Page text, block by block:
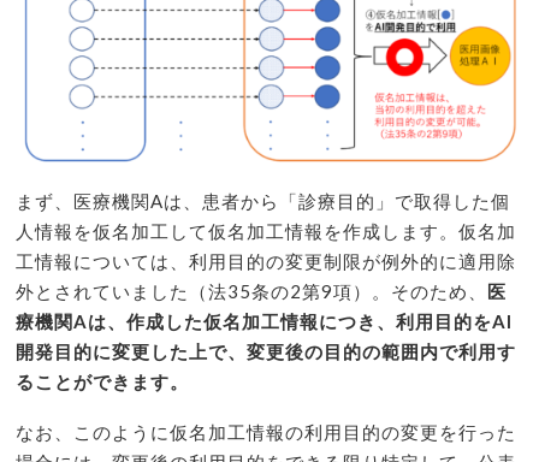
まず、医療機関Aは、患者から「診療目的」で取得した個
人情報を仮名加工して仮名加工情報を作成します。仮名加
工情報については、利用目的の変更制限が例外的に適用除
外とされていました（法35条の2第9項）。そのため、 医
療機関Aは、作成した仮名加工情報につき、利用目的をAI
開発目的に変更した上で、変更後の目的の範囲内で利用す
ることができます。
なお、このように仮名加工情報の利用目的の変更を行った